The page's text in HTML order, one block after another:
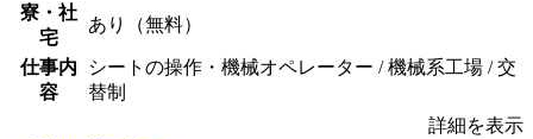
寮・社
宅
あり（無料）
仕事内
容
シートの操作・機械オペレーター / 機械系工場 / 交
替制
詳細を表示